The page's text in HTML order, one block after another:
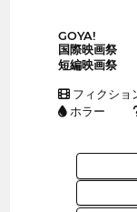
GOYA!
国際映画祭
短編映画祭
フィクショ
ホラー